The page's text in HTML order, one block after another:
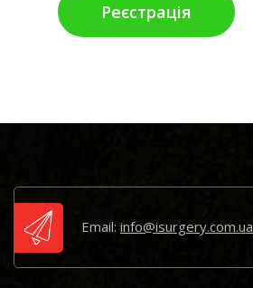
Реєстрація
Email: info@isurgery.com.ua